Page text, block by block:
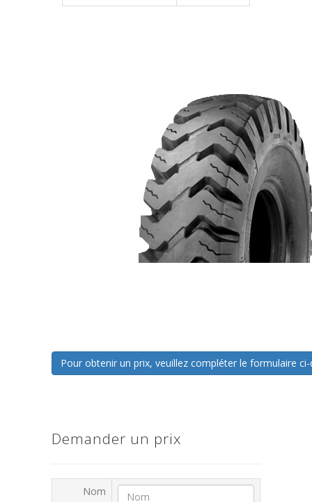
Pour obtenir un prix, veuillez compléter le formulaire
Demander un prix
Nom